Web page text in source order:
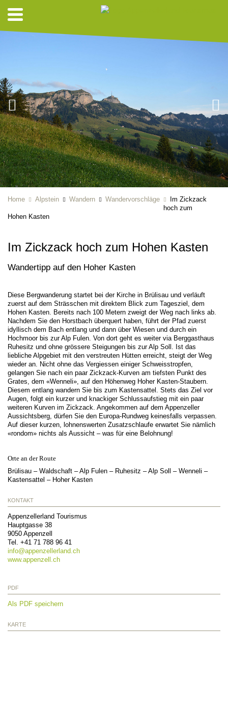
Home Alpstein Wandern Wandervorschläge
Im Zickzack
hoch zum
Hohen Kasten
Im Zickzack hoch zum Hohen Kasten
Wandertipp auf den Hoher Kasten
Diese Bergwanderung startet bei der Kirche in Brülisau und verläuft
zuerst auf dem Strässchen mit direktem Blick zum Tagesziel, dem
Hohen Kasten. Bereits nach 100 Metern zweigt der Weg nach links ab.
Nachdem Sie den Horstbach überquert haben, führt der Pfad zuerst
idyllisch dem Bach entlang und dann über Wiesen und durch ein
Hochmoor bis zur Alp Fulen. Von dort geht es weiter via Berggasthaus
Ruhesitz und ohne grössere Steigungen bis zur Alp Soll. Ist das
liebliche Alpgebiet mit den verstreuten Hütten erreicht, steigt der Weg
wieder an. Nicht ohne das Vergiessen einiger Schweisstropfen,
gelangen Sie nach ein paar Zickzack-Kurven am tiefsten Punkt des
Grates, dem «Wenneli», auf den Höhenweg Hoher Kasten-Staubern.
Diesem entlang wandern Sie bis zum Kastensattel. Stets das Ziel vor
Augen, folgt ein kurzer und knackiger Schlussaufstieg mit ein paar
weiteren Kurven im Zickzack. Angekommen auf dem Appenzeller
Aussichtsberg, dürfen Sie den Europa-Rundweg keinesfalls verpassen.
Auf dieser kurzen, lohnenswerten Zusatzschlaufe erwartet Sie nämlich
«rondom» nichts als Aussicht – was für eine Belohnung!
Orte an der Route
Brülisau – Waldschaft – Alp Fulen – Ruhesitz – Alp Soll – Wenneli –
Kastensattel – Hoher Kasten
KONTAKT
Appenzellerland Tourismus
Hauptgasse 38
9050 Appenzell
Tel. +41 71 788 96 41
info@appenzellerland.ch
www.appenzell.ch
PDF
Als PDF speichern
KARTE